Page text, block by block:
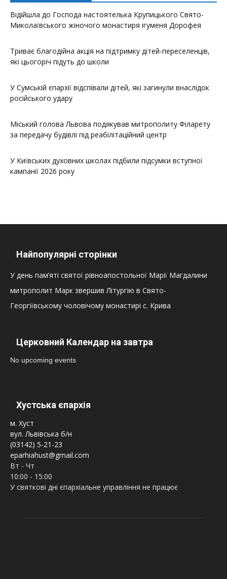
Відійшла до Господа настоятелька Крупицького Свято-
Миколаївського жіночого монастиря ігуменя Дорофея
Триває благодійна акція на підтримку дітей-переселенців,
які цьогоріч підуть до школи
У Сумській єпархії відспівали дітей, які загинули внаслідок
російського удару
Міський голова Львова подякував митрополиту Філарету
за передачу будівлі під реабілітаційний центр
У Київських духовних школах підбили підсумки вступної
кампанії 2026 року
Найпопулярні сторінки
У день пам’яті святої рівноапостольної Марії Магдалини
митрополит Марк звершив Літургію в Свято-
Георгіївському чоловічому монастирі с. Крива
Церковний Календар на завтра
No upcoming events
Хустська єпархія
м. Хуст
вул. Львівська б/н
(03142) 5-21-23
eparhiahust@gmail.com
Вт - Чт
10:00 - 15:00
У святкові дні єпархіальне управління не працює